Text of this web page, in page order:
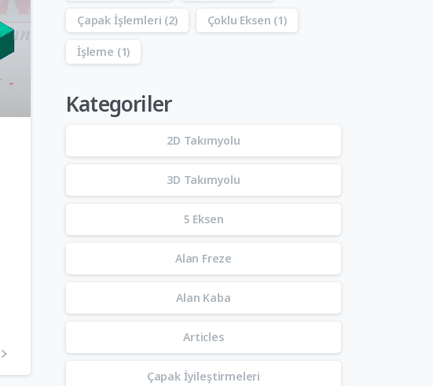
Çapak İşlemleri (2) Çoklu Eksen (1)
İşleme (1)
Kategoriler
2D Takımyolu
3D Takımyolu
5 Eksen
Alan Freze
Alan Kaba
Articles
Çapak İyileştirmeleri